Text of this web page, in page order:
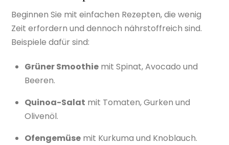
Beginnen Sie mit einfachen Rezepten, die wenig
Zeit erfordern und dennoch nährstoffreich sind.
Beispiele dafür sind:
Grüner Smoothie mit Spinat, Avocado und
Beeren.
Quinoa-Salat mit Tomaten, Gurken und
Olivenöl.
Ofengemüse mit Kurkuma und Knoblauch.